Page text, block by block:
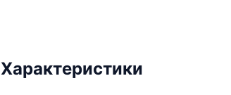
Характеристики